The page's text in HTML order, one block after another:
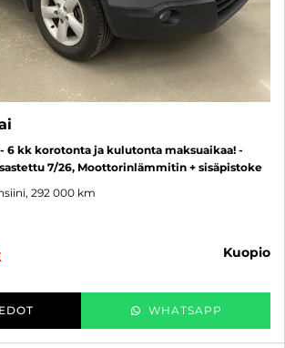
- 6 kk korotonta ja kulutonta maksuaikaa! -
7/26, Moottorinlämmitin + sisäpistoke
292 000 km
kuopio
WHATSAPP